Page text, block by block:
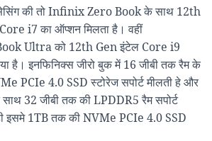
की तो Infinix Zero Book के साथ 12th
i7 का ऑप्शन मिलता है। वहीं
Ultra को 12th Gen इंटेल Core i9
है। इनफिनिक्स जीरो बुक में 16 जीबी तक रैम के
PCIe 4.0 SSD स्टोरेज सपोर्ट मीलती हे और
32 जीबी तक की LPDDR5 रैम सपोर्ट
इसमे 1TB तक की NVMe PCIe 4.0 SSD